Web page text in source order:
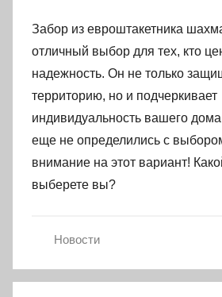
Забор из евроштакетника
отличный выбор для тех, кто
надежность. Он не только
территорию, но и подчеркивает
индивидуальность вашего
еще не определились с
внимание на этот вариант!
выберете вы?
Новости